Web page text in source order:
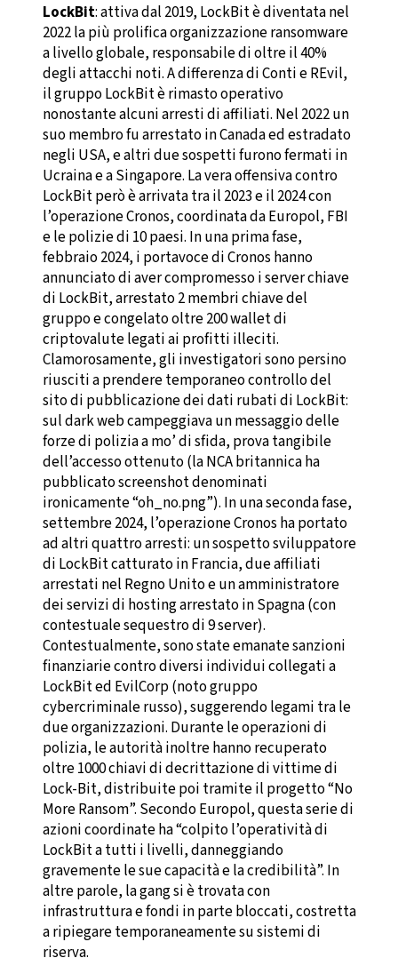
LockBit: attiva dal 2019, LockBit è diventata nel
2022 la più prolifica organizzazione ransomware
a livello globale, responsabile di oltre il 40%
degli attacchi noti. A differenza di Conti e REvil,
il gruppo LockBit è rimasto operativo
nonostante alcuni arresti di affiliati. Nel 2022 un
suo membro fu arrestato in Canada ed estradato
negli USA, e altri due sospetti furono fermati in
Ucraina e a Singapore. La vera offensiva contro
LockBit però è arrivata tra il 2023 e il 2024 con
l’operazione Cronos, coordinata da Europol, FBI
e le polizie di 10 paesi. In una prima fase,
febbraio 2024, i portavoce di Cronos hanno
annunciato di aver compromesso i server chiave
di LockBit, arrestato 2 membri chiave del
gruppo e congelato oltre 200 wallet di
criptovalute legati ai profitti illeciti.
Clamorosamente, gli investigatori sono persino
riusciti a prendere temporaneo controllo del
sito di pubblicazione dei dati rubati di LockBit:
sul dark web campeggiava un messaggio delle
forze di polizia a mo’ di sfida, prova tangibile
dell’accesso ottenuto (la NCA britannica ha
pubblicato screenshot denominati
ironicamente “oh_no.png”). In una seconda fase,
settembre 2024, l’operazione Cronos ha portato
ad altri quattro arresti: un sospetto sviluppatore
di LockBit catturato in Francia, due affiliati
arrestati nel Regno Unito e un amministratore
dei servizi di hosting arrestato in Spagna (con
contestuale sequestro di 9 server).
Contestualmente, sono state emanate sanzioni
finanziarie contro diversi individui collegati a
LockBit ed EvilCorp (noto gruppo
cybercriminale russo), suggerendo legami tra le
due organizzazioni. Durante le operazioni di
polizia, le autorità inoltre hanno recuperato
oltre 1000 chiavi di decrittazione di vittime di
Lock-Bit, distribuite poi tramite il progetto “No
More Ransom”. Secondo Europol, questa serie di
azioni coordinate ha “colpito l’operatività di
LockBit a tutti i livelli, danneggiando
gravemente le sue capacità e la credibilità”. In
altre parole, la gang si è trovata con
infrastruttura e fondi in parte bloccati, costretta
a ripiegare temporaneamente su sistemi di
riserva.